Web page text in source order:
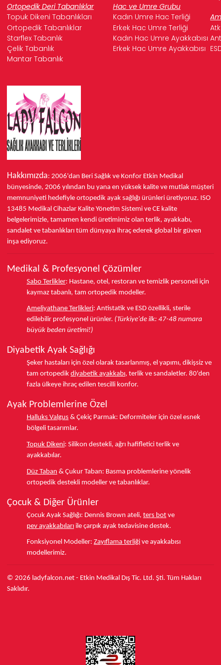
Ortopedik Deri Tabanlıklar
Hac ve Umre Grubu
Topuk Dikeni Tabanlıkları
Kadın Umre Hac Terliği
Ortopedik Tabanlıklar
Erkek Hac Umre Terliği
Starflex Tabanlık
Kadın Hac Umre Ayakkabısı
Çelik Tabanlık
Erkek Hac Umre Ayakkabısı
Mantar Tabanlık
Hakkımızda: 2006'dan Beri Sağlık ve Konfor Etkin Medikal
bünyesinde, 2006 yılından bu yana en yüksek kalite ve mutlak müşteri
memnuniyeti hedefiyle ortopedik ayak sağlığı ürünleri üretiyoruz. ISO
13485 Medikal Cihazlar Kalite Yönetim Sistemi ve CE kalite
belgelerimizle, tamamen kendi üretimimiz olan terlik, ayakkabı,
sandalet ve tabanlıkları tüm dünyaya ihraç ederek global bir güven
inşa ediyoruz.
Medikal & Profesyonel Çözümler
Sabo Terlikler: Hastane, otel, restoran ve temizlik personeli için
kaymaz tabanlı, tam ortopedik modeller.
Ameliyathane Terlikleri: Antistatik ve ESD özellikli, sterile
edilebilir profesyonel ürünler. (Türkiye'de ilk: 47-48 numara
büyük beden üretimi!)
Diyabetik Ayak Sağlığı
Şeker hastaları için özel olarak tasarlanmış, el yapımı, dikişsiz ve
tam ortopedik diyabetik ayakkabı, terlik ve sandaletler. 80'den
fazla ülkeye ihraç edilen tescilli konfor.
Ayak Problemlerine Özel
Halluks Valgus & Çekiç Parmak: Deformiteler için özel esnek
bölgeli tasarımlar.
Topuk Dikeni: Silikon destekli, ağrı hafifletici terlik ve
ayakkabılar.
Düz Taban & Çukur Taban: Basma problemlerine yönelik
ortopedik destekli modeller ve tabanlıklar.
Çocuk & Diğer Ürünler
Çocuk Ayak Sağlığı: Dennis Brown ateli, ters bot ve
pev ayakkabıları ile çarpık ayak tedavisine destek.
Fonksiyonel Modeller: Zayıflama terliği ve ayakkabısı
modellerimiz.
© 2026 ladyfalcon.net - Etkin Medikal Dış Tic. Ltd. Şti. Tüm Hakları
Saklıdır.